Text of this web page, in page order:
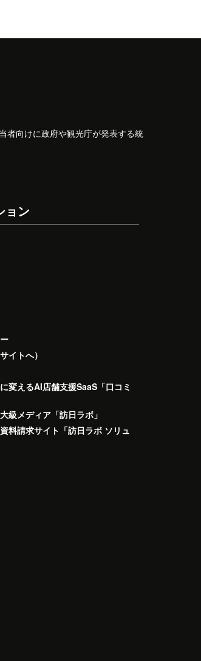
者向けに政府や観光庁が発表する統
ョン
イトへ）
変えるAI店舗支援SaaS「口コミ
級メディア「訪日ラボ」
料請求サイト「訪日ラボ ソリュ